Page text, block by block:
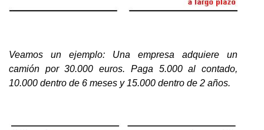
Veamos un ejemplo: Una empresa adquiere un
camión por 30.000 euros. Paga 5.000 al contado,
10.000 dentro de 6 meses y 15.000 dentro de 2 años.